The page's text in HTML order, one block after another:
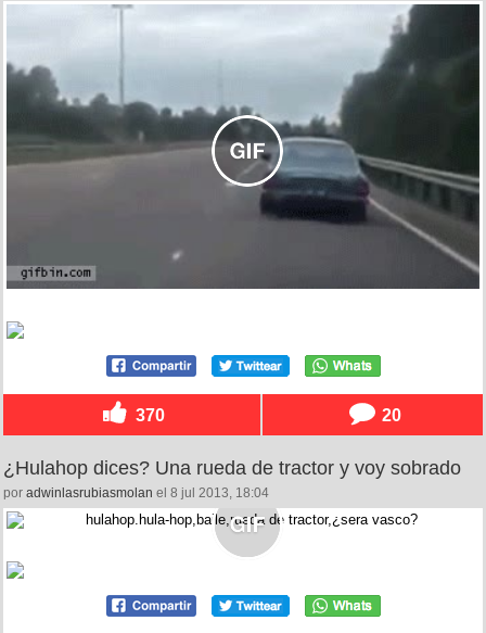
370 20
¿Hulahop dices? Una rueda de tractor y voy sobrado
por adwinlasrubiasmolan el 8 jul 2013, 18:04